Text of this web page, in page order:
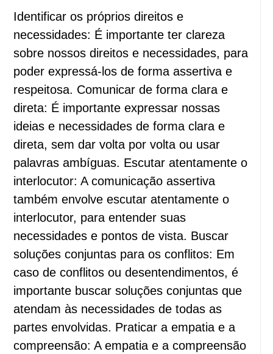
Identificar os próprios direitos e
necessidades: É importante ter clareza
sobre nossos direitos e necessidades, para
poder expressá-los de forma assertiva e
respeitosa. Comunicar de forma clara e
direta: É importante expressar nossas
ideias e necessidades de forma clara e
direta, sem dar volta por volta ou usar
palavras ambíguas. Escutar atentamente o
interlocutor: A comunicação assertiva
também envolve escutar atentamente o
interlocutor, para entender suas
necessidades e pontos de vista. Buscar
soluções conjuntas para os conflitos: Em
caso de conflitos ou desentendimentos, é
importante buscar soluções conjuntas que
atendam às necessidades de todas as
partes envolvidas. Praticar a empatia e a
compreensão: A empatia e a compreensão